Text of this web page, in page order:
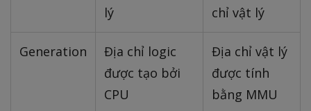
lý
chỉ vật lý
Generation
Địa chỉ logic
được tạo bởi
CPU
Địa chỉ vật lý
được tính
bằng MMU